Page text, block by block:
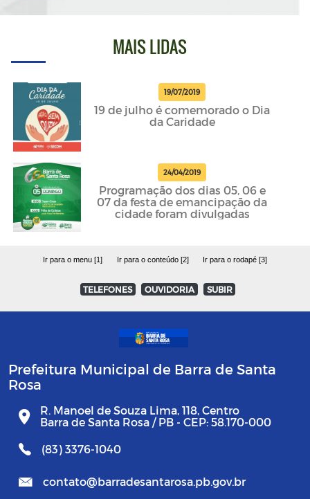
MAIS LIDAS
19/07/2019
19 de julho é comemorado o Dia
da Caridade
24/04/2019
Programação dos dias 05, 06 e
07 da festa de emancipação da
cidade foram divulgadas
Ir para o menu [1] Ir para o conteúdo [2] Ir para o rodapé [3]
TELEFONES OUVIDORIA SUBIR
Prefeitura Municipal de Barra de Santa
Rosa
R. Manoel de Souza Lima, 118, Centro
Barra de Santa Rosa / PB - CEP: 58.170-000
(83) 3376-1040
contato@barradesantarosa.pb.gov.br